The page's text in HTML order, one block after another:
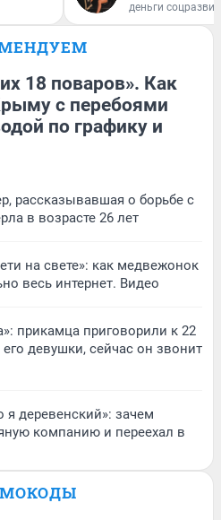
деньги
18 поваров». Как
с перебоями
по графику и
рассказывавшая о борьбе с
в возрасте 26 лет
на свете»: как медвежонок
весь интернет. Видео
прикамца приговорили к 22
девушки, сейчас он звонит
я деревенский»: зачем
компанию и переехал в